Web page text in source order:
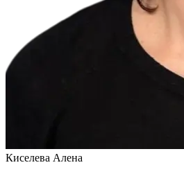
Киселева Алена